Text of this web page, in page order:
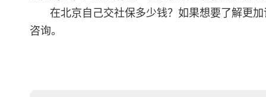
在北京自己交社保多少钱？如果想要了解更
咨询。